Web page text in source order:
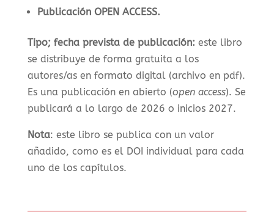
Publicación OPEN ACCESS.
Tipo; fecha prevista de publicación: este libro
se distribuye de forma gratuita a los
autores/as en formato digital (archivo en pdf).
Es una publicación en abierto (open access). Se
publicará a lo largo de 2026 o inicios 2027.
Nota: este libro se publica con un valor
añadido, como es el DOI individual para cada
uno de los capítulos.